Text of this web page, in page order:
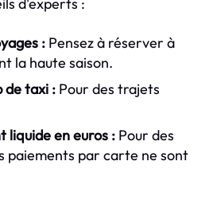
: Pensez à réserver à
la haute saison.
de taxi : Pour des trajets
liquide en euros : Pour des
paiements par carte ne sont